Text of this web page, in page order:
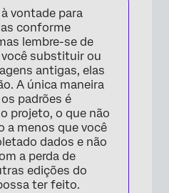
vontade para
conforme
lembre-se de
substituir ou
antigas, elas
A única maneira
padrões é
projeto, o que não
a menos que você
dados e não
a perda de
edições do
ter feito.